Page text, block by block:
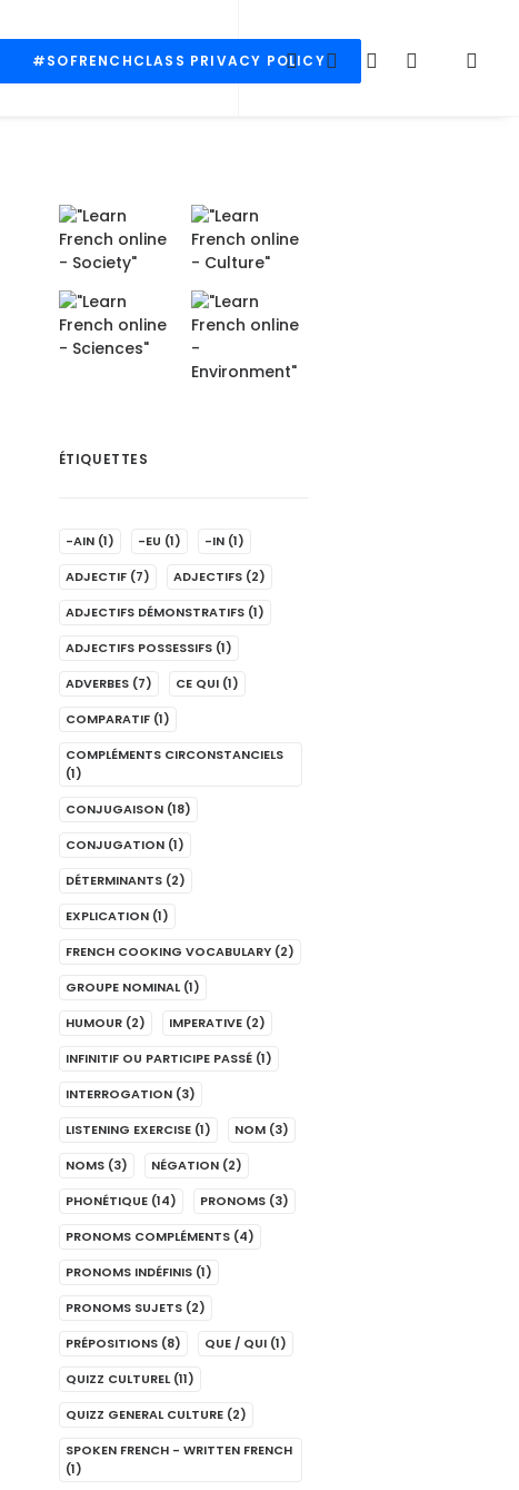
#SOFRENCHCLASS PRIVACY POLICY
ÉTIQUETTES
-AIN(1) -EU (1) -IN(1)
ADJECTIF(7) ADJECTIFS(2)
ADJECTIFS DÉMONSTRATIFS(1)
ADJECTIFS POSSESSIFS(1)
ADVERBES(7) CE QUI(1)
COMPARATIF(1)
COMPLÉMENTS CIRCONSTANCIELS
(1)
CONJUGAISON(18)
CONJUGATION(1)
DÉTERMINANTS(2)
EXPLICATION(1)
FRENCH COOKING VOCABULARY(2)
GROUPE NOMINAL(1)
HUMOUR(2) IMPERATIVE(2)
INFINITIF OU PARTICIPE PASSÉ(1)
INTERROGATION(3)
LISTENING EXERCISE(1) NOM(3)
NOMS(3) NÉGATION(2)
PHONÉTIQUE(14) PRONOMS(3)
PRONOMS COMPLÉMENTS(4)
PRONOMS INDÉFINIS(1)
PRONOMS SUJETS(2)
PRÉPOSITIONS(8) QUE / QUI(1)
QUIZZ CULTUREL(11)
QUIZZ GENERAL CULTURE(2)
SPOKEN FRENCH - WRITTEN FRENCH
(1)